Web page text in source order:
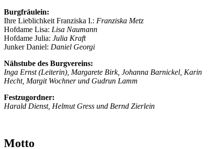
Burgfräulein:
Ihre Lieblichkeit Franziska I.: Franziska Metz
Hofdame Lisa: Lisa Naumann
Hofdame Julia: Julia Kraft
Junker Daniel: Daniel Georgi
Nähstube des Burgvereins:
Inga Ernst (Leiterin), Margarete Birk, Johanna Barnickel, Karin
Hecht, Margit Wochner und Gudrun Lamm
Festzugordner:
Harald Dienst, Helmut Gress und Bernd Zierlein
Motto